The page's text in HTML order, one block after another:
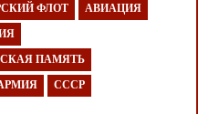
ФЛОТ АВИАЦИЯ
ПАМЯТЬ
СССР